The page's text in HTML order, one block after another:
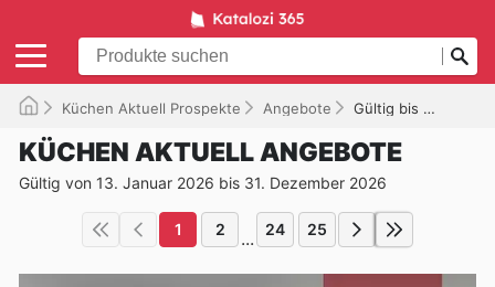
Küchen Aktuell Prospekte Angebote Gültig bis 31.12.2026
KÜCHEN AKTUELL ANGEBOTE
Gültig von 13. Januar 2026 bis 31. Dezember 2026
1 2 ... 24 25